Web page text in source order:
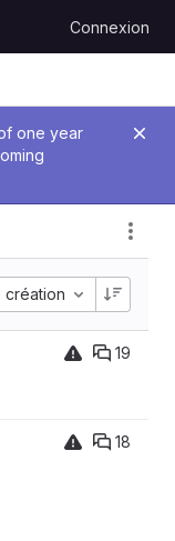
Connexion
one year
création
19
18